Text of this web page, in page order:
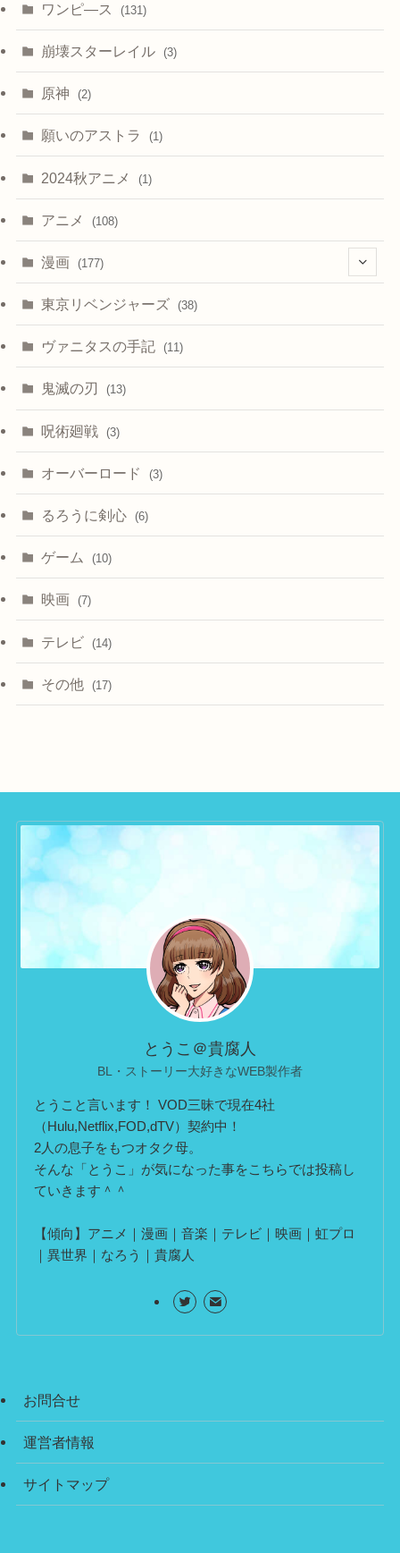
ワンピ―ス (131)
崩壊スターレイル (3)
原神 (2)
願いのアストラ (1)
2024秋アニメ (1)
アニメ (108)
漫画 (177)
(4)
東京リベンジャーズ (38)
ヴァニタスの手記 (11)
鬼滅の刃 (13)
呪術廻戦 (3)
オーバーロード (3)
るろうに剣心 (6)
ゲーム (10)
映画 (7)
テレビ (14)
その他 (17)
とうこ＠貴腐人
BL・ストーリー大好きなWEB製作者
とうこと言います！ VOD三昧で現在4社
（Hulu,Netflix,FOD,dTV）契約中！
2人の息子をもつオタク母。
そんな「とうこ」が気になった事をこちらでは投稿し
ていきます＾＾
【傾向】アニメ｜漫画｜音楽｜テレビ｜映画｜虹プロ
｜異世界｜なろう｜貴腐人
お問合せ
運営者情報
サイトマップ